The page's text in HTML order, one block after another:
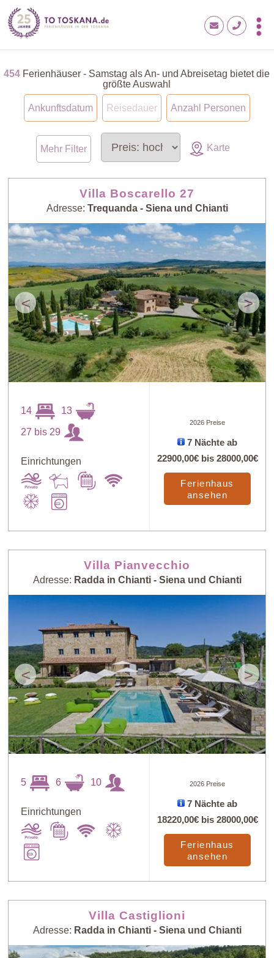
454 Ferienhäuser - Samstag als An- und Abreisetag bietet die
größte Auswahl
Ankunftsdatum Reisedauer Anzahl Personen
Mehr Filter Karte
Villa Boscarello 27
Adresse: Trequanda - Siena und Chianti
< >
14 13
27 bis 29
Einrichtungen
2026 Preise
7 Nächte ab
22900,00€bis 28000,00€
Ferienhaus
ansehen
Villa Pianvecchio
Adresse: Radda in Chianti - Siena und Chianti
< >
5 6 10
Einrichtungen
2026 Preise
7 Nächte ab
18220,00€bis 28000,00€
Ferienhaus
ansehen
Villa Castiglioni
Adresse: Radda in Chianti - Siena und Chianti